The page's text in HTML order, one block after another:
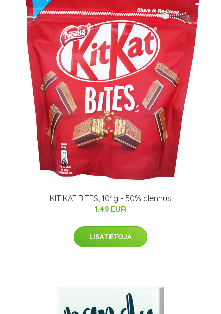
KIT KAT BITES, 104g - 50% alennus
1.49 EUR
LISÄTIETOJA